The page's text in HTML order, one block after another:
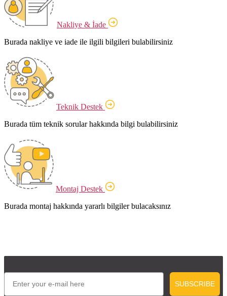
Nakliye & İade
Burada nakliye ve iade ile ilgili bilgileri bulabilirsiniz
Teknik Destek
Burada tüm teknik sorular hakkında bilgi bulabilirsiniz
Montaj Destek
Burada montaj hakkında yararlı bilgiler bulacaksınız
Email
SUBSCRIBE